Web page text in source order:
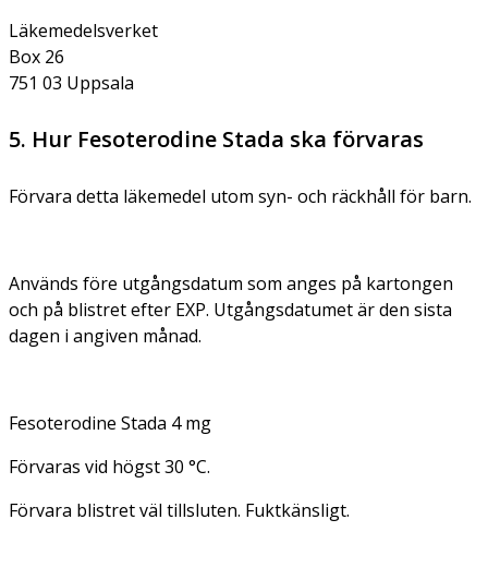
Läkemedelsverket
Box 26
751 03 Uppsala
5. Hur Fesoterodine Stada ska förvaras
Förvara detta läkemedel utom syn- och räckhåll för barn.
Används före utgångsdatum som anges på kartongen
och på blistret efter EXP. Utgångsdatumet är den sista
dagen i angiven månad.
Fesoterodine Stada 4 mg
Förvaras vid högst 30 °C.
Förvara blistret väl tillsluten. Fuktkänsligt.